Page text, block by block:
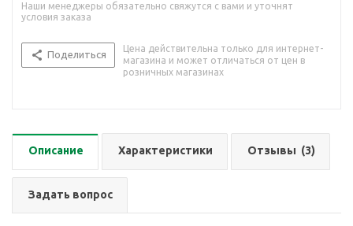
Наши менеджеры обязательно свяжутся с вами и уточнят
условия заказа
Поделиться
Цена действительна только для интернет-
магазина и может отличаться от цен в
розничных магазинах
Описание Характеристики Отзывы (3)
Задать вопрос